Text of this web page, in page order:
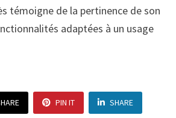
témoigne de la pertinence de son
adaptées à un usage
PIN IT SHARE